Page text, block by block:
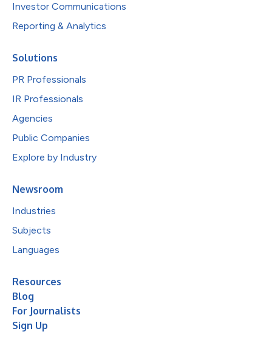
Investor Communications
Reporting & Analytics
Solutions
PR Professionals
IR Professionals
Agencies
Public Companies
Explore by Industry
Newsroom
Industries
Subjects
Languages
Resources
Blog
For Journalists
Sign Up